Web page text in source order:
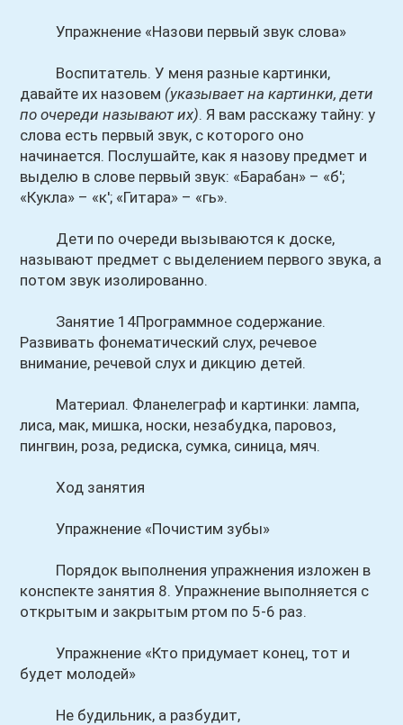
Упражнение «Назови первый звук слова»
Воспитатель. У меня разные картинки,
давайте их назовем (указывает на картинки, дети
по очереди называют их). Я вам расскажу тайну: у
слова есть первый звук, с которого оно
начинается. Послушайте, как я назову предмет и
выделю в слове первый звук: «Барабан» – «б';
«Кукла» – «к'; «Гитара» – «гь».
Дети по очереди вызываются к доске,
называют предмет с выделением первого звука, а
потом звук изолированно.
Занятие 14Программное содержание.
Развивать фонематический слух, речевое
внимание, речевой слух и дикцию детей.
Материал. Фланелеграф и картинки: лампа,
лиса, мак, мишка, носки, незабудка, паровоз,
пингвин, роза, редиска, сумка, синица, мяч.
Ход занятия
Упражнение «Почистим зубы»
Порядок выполнения упражнения изложен в
конспекте занятия 8. Упражнение выполняется с
открытым и закрытым ртом по 5-6 раз.
Упражнение «Кто придумает конец, тот и
будет молодей»
Не будильник, а разбудит,